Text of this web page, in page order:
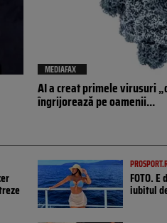
MEDIAFAX
AI a creat primele virusuri
îngrijorează pe oamenii...
FOTO.
iubitul